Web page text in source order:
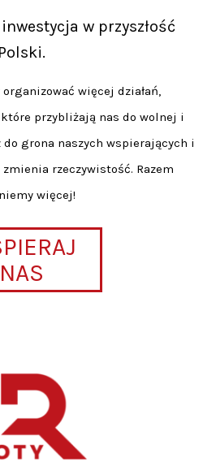
w przyszłość
Polski.
więcej działań,
przybliżają nas do wolnej i
do grona naszych wspierających i
rzeczywistość. Razem
więcej!
NAS